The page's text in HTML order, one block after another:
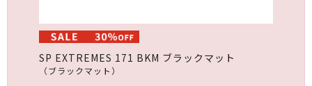
SP EXTREMES 171 BKM ブラックマット
（ブラックマット）